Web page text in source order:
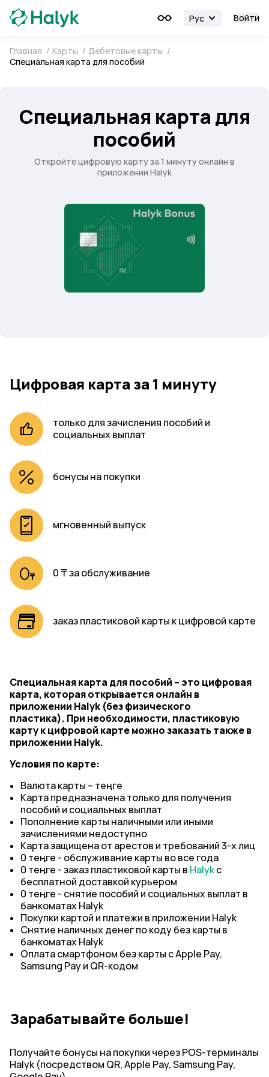
Рус Войти
Главная / Карты / Дебетовые карты /
Специальная карта для пособий
Специальная карта для
пособий
Откройте цифровую карту за 1 минуту онлайн в
приложении Halyk
Цифровая карта за 1 минуту
только для зачисления пособий и
социальных выплат
бонусы на покупки
мгновенный выпуск
0 ₸ за обслуживание
заказ пластиковой карты к цифровой карте
Специальная карта для пособий – это цифровая
карта, которая открывается онлайн в
приложении Halyk (без физического
пластика). При необходимости, пластиковую
карту к цифровой карте можно заказать такжев
приложении Halyk.
Условия по карте:
Валюта карты – теңге
Карта предназначена только для получения
пособий и социальных выплат
Пополнение карты наличными или иными
зачислениями недоступно
Карта защищена от арестов и требований 3-х лиц
0 теңге - обслуживание карты во все года
0 теңге - заказ пластиковой карты в Halykс
бесплатной доставкой курьером
0 теңге - снятие пособий и социальных выплат в
банкоматах Halyk
Покупки картой и платежи в приложении Halyk
Снятие наличных денег по коду без карты в
банкоматах Halyk
Оплата смартфоном без карты с Apple Pay,
Samsung Pay и QR-кодом
Зарабатывайте больше!
Получайте бонусы на покупки через POS-терминалы
Halyk (посредством QR, Apple Pay, Samsung Pay,